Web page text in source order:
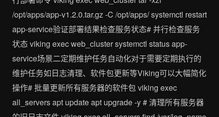
/opt/apps/app-v1.2.0.tar.gz -C /opt/apps/ systemctl restart
app-service验证部署结果检查服务状态# 并行检查服务
状态 viking exec web_cluster systemctl status app-
service场景二定期维护任务自动化对于需要定期执行的
维护任务如日志清理、软件包更新等Viking可以大幅简化
操作# 批量更新所有服务器的软件包 viking exec
all_servers apt update apt upgrade -y # 清理所有服务器